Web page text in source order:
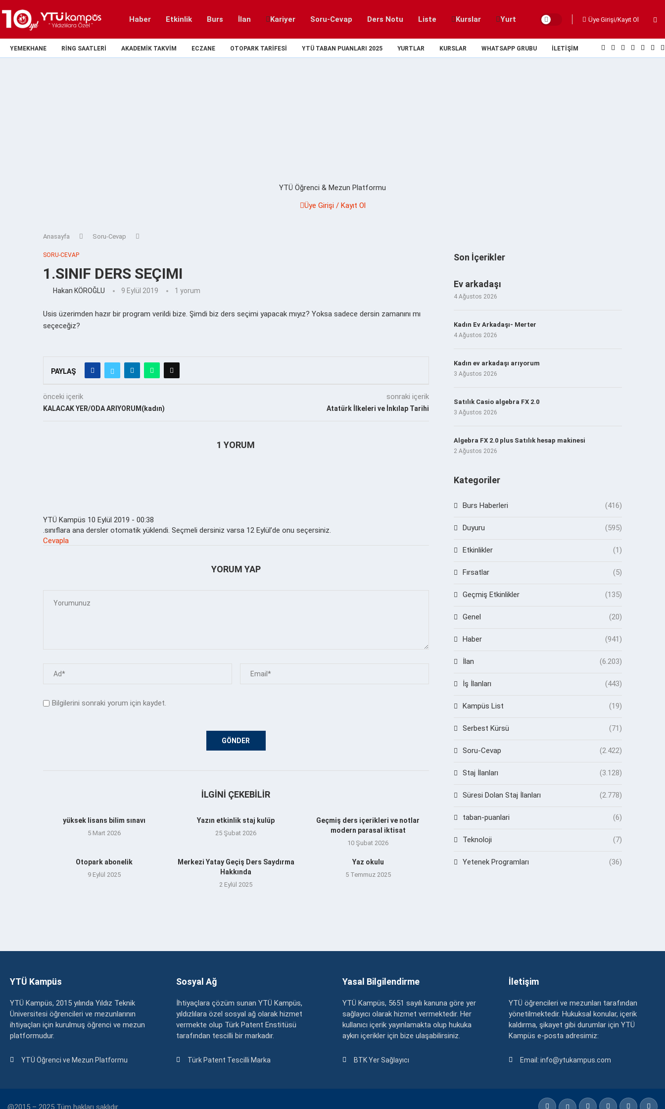
Haber Etkinlik Burs İlan Kariyer Soru-Cevap Ders Notu Liste Kurslar Yurt Üye Girişi/Kayıt Ol
YEMEKHANE RING SAATLERI AKADEMIK TAKVIM ECZANE OTOPARK TARIFESI YTÜ TABAN PUANLARI 2025 YURTLAR KURSLAR WHATSAPP GRUBU İLETIŞIM
YTÜ Öğrenci & Mezun Platformu
Üye Girişi / Kayıt Ol
Anasayfa Soru-Cevap
SORU-CEVAP
1.SINIF DERS SEÇIMI
Hakan KÖROĞLU 9 Eylül 2019 1 yorum
Usis üzerimden hazır bir program verildi bize. Şimdi biz ders seçimi yapacak mıyız? Yoksa sadece dersin zamanını mı
seçeceğiz?
PAYLAŞ
önceki içerik
KALACAK YER/ODA ARIYORUM(kadın)
sonraki içerik
Atatürk İlkeleri ve İnkılap Tarihi
1 YORUM
YTÜ Kampüs 10 Eylül 2019 - 00:38
.sınıflara ana dersler otomatik yüklendi. Seçmeli dersiniz varsa 12 Eylül’de onu seçersiniz.
Cevapla
YORUM YAP
Bilgilerini sonraki yorum için kaydet.
İLGINI ÇEKEBILIR
yüksek lisans bilim sınavı
5 Mart 2026
Yazın etkinlik staj kulüp
25 Şubat 2026
Geçmiş ders içerikleri ve notlar
modern parasal iktisat
10 Şubat 2026
Otopark abonelik
9 Eylül 2025
Merkezi Yatay Geçiş Ders Saydırma
Hakkında
2 Eylül 2025
Yaz okulu
5 Temmuz 2025
Son İçerikler
Ev arkadaşı
4 Ağustos 2026
Kadın Ev Arkadaşı- Merter
4 Ağustos 2026
Kadın ev arkadaşı arıyorum
3 Ağustos 2026
Satılık Casio algebra FX 2.0
3 Ağustos 2026
Algebra FX 2.0 plus Satılık hesap makinesi
2 Ağustos 2026
Kategoriler
Burs Haberleri (416)
Duyuru (595)
Etkinlikler (1)
Fırsatlar (5)
Geçmiş Etkinlikler (135)
Genel (20)
Haber (941)
İlan (6.203)
İş İlanları (443)
Kampüs List (19)
Serbest Kürsü (71)
Soru-Cevap (2.422)
Staj İlanları (3.128)
Süresi Dolan Staj İlanları (2.778)
taban-puanlari (6)
Teknoloji (7)
Yetenek Programları (36)
YTÜ Kampüs
YTÜ Kampüs, 2015 yılında Yıldız Teknik
Üniversitesi öğrencileri ve mezunlarının
ihtiyaçları için kurulmuş öğrenci ve mezun
platformudur.
YTÜ Öğrenci ve Mezun Platformu
Sosyal Ağ
İhtiyaçlara çözüm sunan YTÜ Kampüs,
yıldızlılara özel sosyal ağ olarak hizmet
vermekte olup Türk Patent Enstitüsü
tarafından tescilli bir markadır.
Türk Patent Tescilli Marka
Yasal Bilgilendirme
YTÜ Kampüs, 5651 sayılı kanuna göre yer
sağlayıcı olarak hizmet vermektedir. Her
kullanıcı içerik yayınlamakta olup hukuka
aykırı içerikler için bize ulaşabilirsiniz.
BTK Yer Sağlayıcı
İletişim
YTÜ öğrencileri ve mezunları tarafından
yönetilmektedir. Hukuksal konular, içerik
kaldırma, şikayet gibi durumlar için YTÜ
Kampüs e-posta adresimiz:
Email: info@ytukampus.com
@2015 – 2025 Tüm hakları saklıdır.